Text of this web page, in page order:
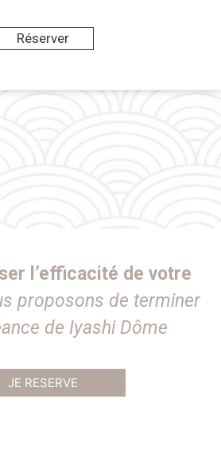
Réserver
l’efficacité de votre
proposons de terminer
de Iyashi Dôme
JE RESERVE